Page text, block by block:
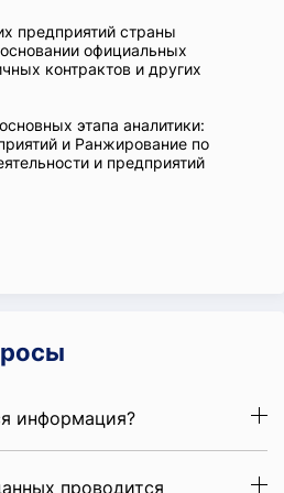
предприятий страны
официальных
контрактов и других
этапа аналитики:
и Ранжирование по
и предприятий
информация?
проводится